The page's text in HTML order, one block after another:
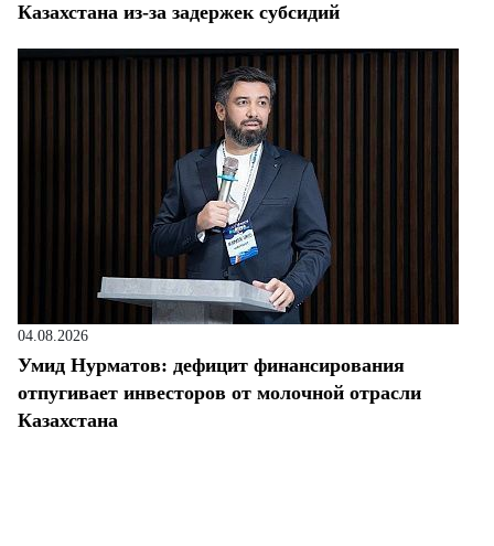
Казахстана из-за задержек субсидий
04.08.2026
Умид Нурматов: дефицит финансирования
отпугивает инвесторов от молочной отрасли
Казахстана